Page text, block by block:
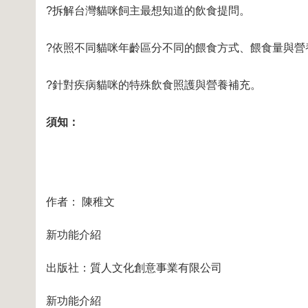
?拆解台灣貓咪飼主最想知道的飲食提問。
?依照不同貓咪年齡區分不同的餵食方式、餵食量與營
?針對疾病貓咪的特殊飲食照護與營養補充。
須知：
作者： 陳稚文
新功能介紹
出版社： 質人文化創意事業有限公司
新功能介紹